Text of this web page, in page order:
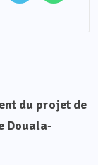
du projet de
Douala-